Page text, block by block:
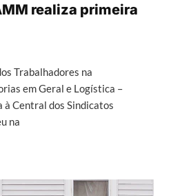
realiza primeira
Trabalhadores na
em Geral e Logística –
Central dos Sindicatos
na